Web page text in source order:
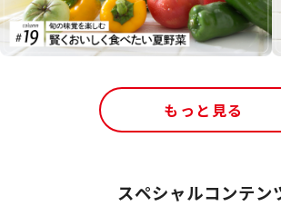
もっと見る
スペシャルコンテン